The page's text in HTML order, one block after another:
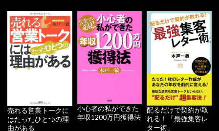
売れる営業トークに
はたったひとつの理
由がある
小心者の私ができた
年収1200万円獲得法
配るだけで契約が取
れる！「最強集客レ
ター術」